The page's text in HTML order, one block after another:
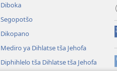
Diboka
Segopotšo
Dikopano
Mediro ya Dihlatse tša Jehofa
Diphihlelo tša Dihlatse tša Jehofa